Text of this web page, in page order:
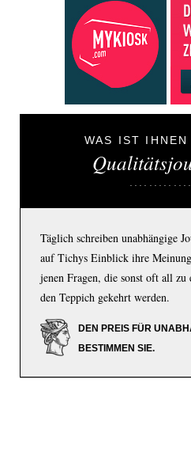
WAS IST IHNEN
Täglich schreiben unabhängige
auf Tichys Einblick ihre
jenen Fragen, die sonst oft all
den Teppich gekehrt werden.
DEN PREIS FÜR
BESTIMMEN SIE.